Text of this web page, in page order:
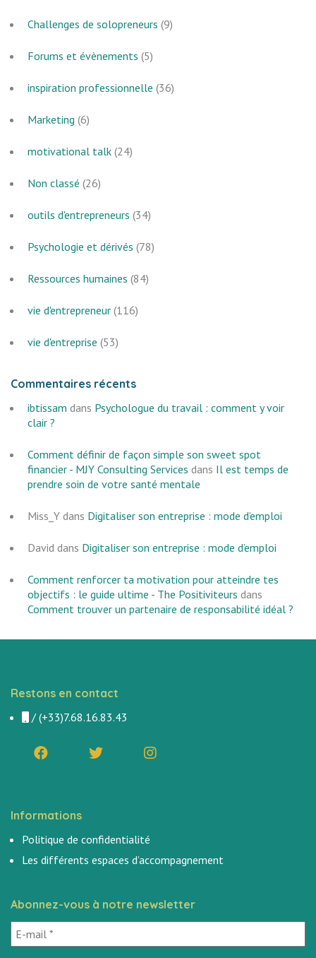
Challenges de solopreneurs (9)
Forums et évènements (5)
inspiration professionnelle (36)
Marketing (6)
motivational talk (24)
Non classé (26)
outils d'entrepreneurs (34)
Psychologie et dérivés (78)
Ressources humaines (84)
vie d'entrepreneur (116)
vie d'entreprise (53)
Commentaires récents
ibtissam dans Psychologue du travail : comment y voir
clair ?
Comment définir de façon simple son sweet spot
financier - MJY Consulting Services dans Il est temps de
prendre soin de votre santé mentale
Miss_Y dans Digitaliser son entreprise : mode d’emploi
David dans Digitaliser son entreprise : mode d’emploi
Comment renforcer ta motivation pour atteindre tes
objectifs : le guide ultime - The Positiviteurs dans
Comment trouver un partenaire de responsabilité idéal ?
Restons en contact
/ (+33)7.68.16.83.43
Informations
Politique de confidentialité
Les différents espaces d’accompagnement
Abonnez-vous à notre newsletter